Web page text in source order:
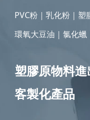
PVC粉｜乳化粉｜
環氧大豆油｜氯化
塑膠原物料
客製化產品